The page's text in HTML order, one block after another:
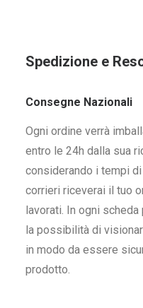
Spedizione e
Consegne Nazionali
Ogni ordine verrà
entro le 24h dalla sua
considerando i tempi
corrieri riceverai il tuo
lavorati. In ogni scheda
la possibilità di
in modo da essere
prodotto.